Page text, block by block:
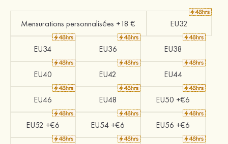
Mensurations personnalisées +18 € EU32
EU34 EU36 EU38
EU40 EU42 EU44
EU46 EU48 EU50 +€6
EU52 +€6 EU54 +€6 EU56 +€6